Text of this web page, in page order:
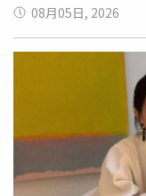
案，提前還款也不
急預備金、沒有其
保留部分低利房貸
體資金效率。但如
例，或市場一跌就
是降低風險、更符
秒，就能告訴你「
有說完的是，房貸考
忘的回憶。」字句間
加期待明年兩天演出
‘KNOCK ON
下午1點正式於拓元
$6980元 （含彩排
名），以及看台座
$3980元、$2980
臉書、Instagram。
臨兩大核心限制：
跨部會橫向整合，
行政策3.0雖已建立
仍屬行政計畫，尚
長期制度承諾。長
失智症除照顧需求
權益、交通、住宅
程的治理架構。對此
08月05日, 2026